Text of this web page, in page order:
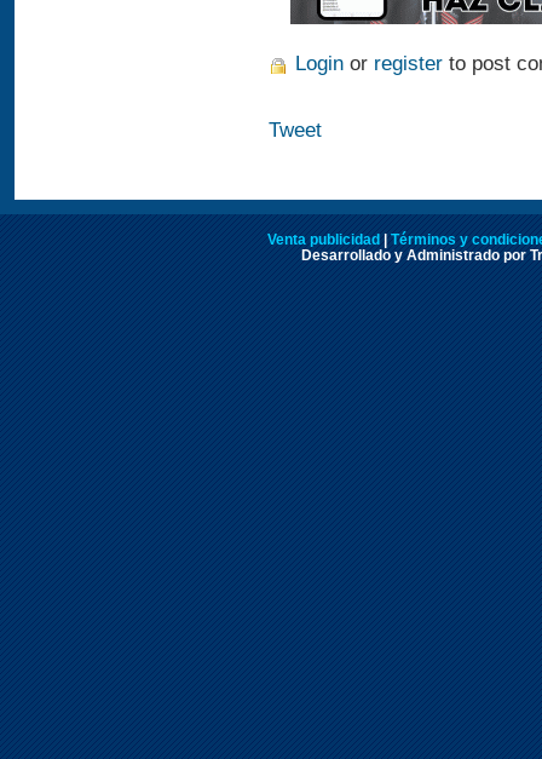
Login or register to post
Tweet
Venta publicidad | Términos y
Desarrollado y Administrado por